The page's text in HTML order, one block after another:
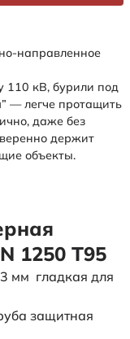
направленное
110 кВ, бурили под
— легче протащить
даже без
держит
объекты.
1250 Т95
мм гладкая для
защитная